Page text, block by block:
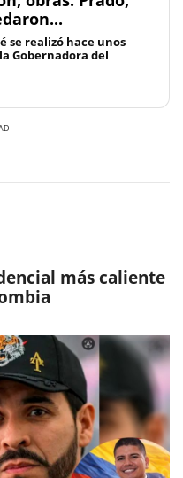
se realizó hace unos
Gobernadora del
más caliente